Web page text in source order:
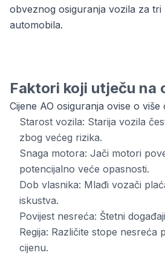
obveznog osiguranja vozila za tri
automobila.
Faktori koji utječu na
Cijene AO osiguranja ovise o više
Starost vozila: Starija vozila
zbog većeg rizika.
Snaga motora: Jači motori
potencijalno veće opasnosti.
Dob vlasnika: Mlađi vozači
iskustva.
Povijest nesreća: Štetni
Regija: Različite stope nesreća
cijenu.